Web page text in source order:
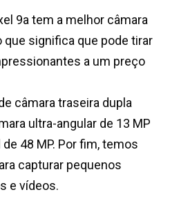
9a tem a melhor câmara
que significa que pode tirar
a um preço
câmara traseira dupla
ultra-angular de 13 MP
48 MP. Por fim, temos
capturar pequenos
e vídeos.